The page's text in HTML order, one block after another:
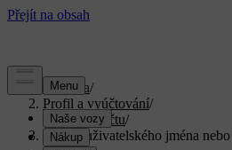
Podpora/
Profil a vyúčtování/
Údaje o účtu/
Změna uživatelského jména